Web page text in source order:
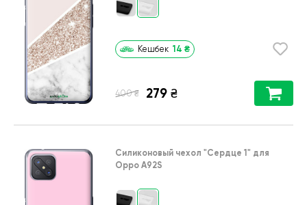
Кешбек 14 ₴
400 ₴ 279 ₴
Силиконовый чехол "Сердце 1" для
Oppo A92S